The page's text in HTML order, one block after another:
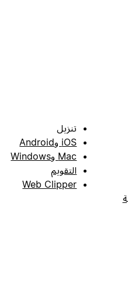
تنزيل
iOS وAndroid
Mac وWindows
التقويم
Web Clipper